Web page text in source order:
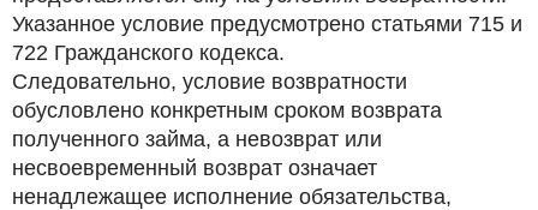
Указанное условие предусмотрено статьями 715 и
722 Гражданского кодекса.
Следовательно, условие возвратности
обусловлено конкретным сроком возврата
полученного займа, а невозврат или
несвоевременный возврат означает
ненадлежащее исполнение обязательства,